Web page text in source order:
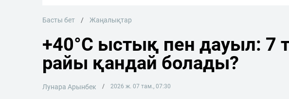
Басты бет Жаңалықтар
+40°C ыстық пен дауыл: 7
райы қандай болады?
Лунара Арынбек 2026 ж. 07 там., 07:30